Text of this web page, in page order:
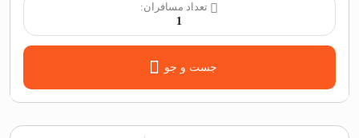
تعداد مسافران:
1
جست و جو